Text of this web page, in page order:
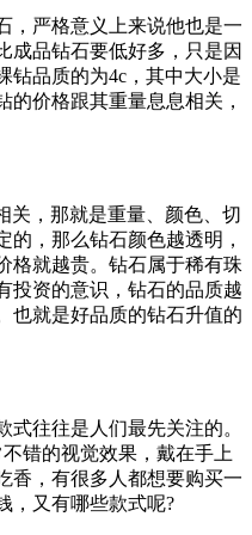
，严格意义上来说他也是一
成品钻石要低好多，只是因
钻品质的为4c，其中大小是
价格跟其重量息息相关，
关，那就是重量、颜色、切
的，那么钻石颜色越透明，
格就越贵。钻石属于稀有珠
投资的意识，钻石的品质越
也就是好品质的钻石升值的
往往是人们最先关注的。
错的视觉效果，戴在手上
香，有很多人都想要购买一
，又有哪些款式呢?